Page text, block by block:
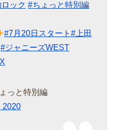
ック #ちょっと特別編
#7月20日スタート#上田
#ジャニーズWEST
っと特別編
2020